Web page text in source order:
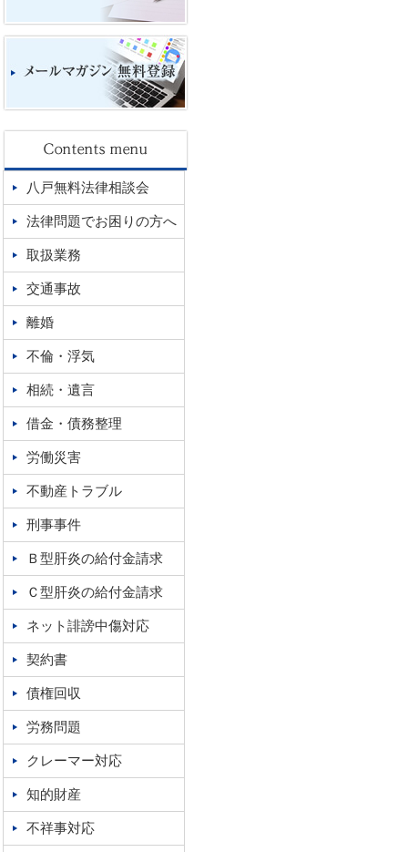
八戸無料法律相談会
法律問題でお困りの方へ
取扱業務
交通事故
離婚
不倫・浮気
相続・遺言
借金・債務整理
労働災害
不動産トラブル
刑事事件
Ｂ型肝炎の給付金請求
Ｃ型肝炎の給付金請求
ネット誹謗中傷対応
契約書
債権回収
労務問題
クレーマー対応
知的財産
不祥事対応